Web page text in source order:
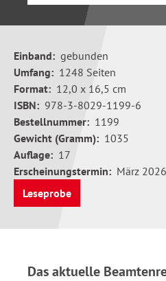
Einband: gebunden
Umfang: 1248 Seiten
Format: 12,0 x 16,5 cm
ISBN: 978-3-8029-1199-6
Bestellnummer: 1199
Gewicht (Gramm): 1035
Auflage: 17
Erscheinungstermin: März 2026
Leseprobe
Das aktuelle